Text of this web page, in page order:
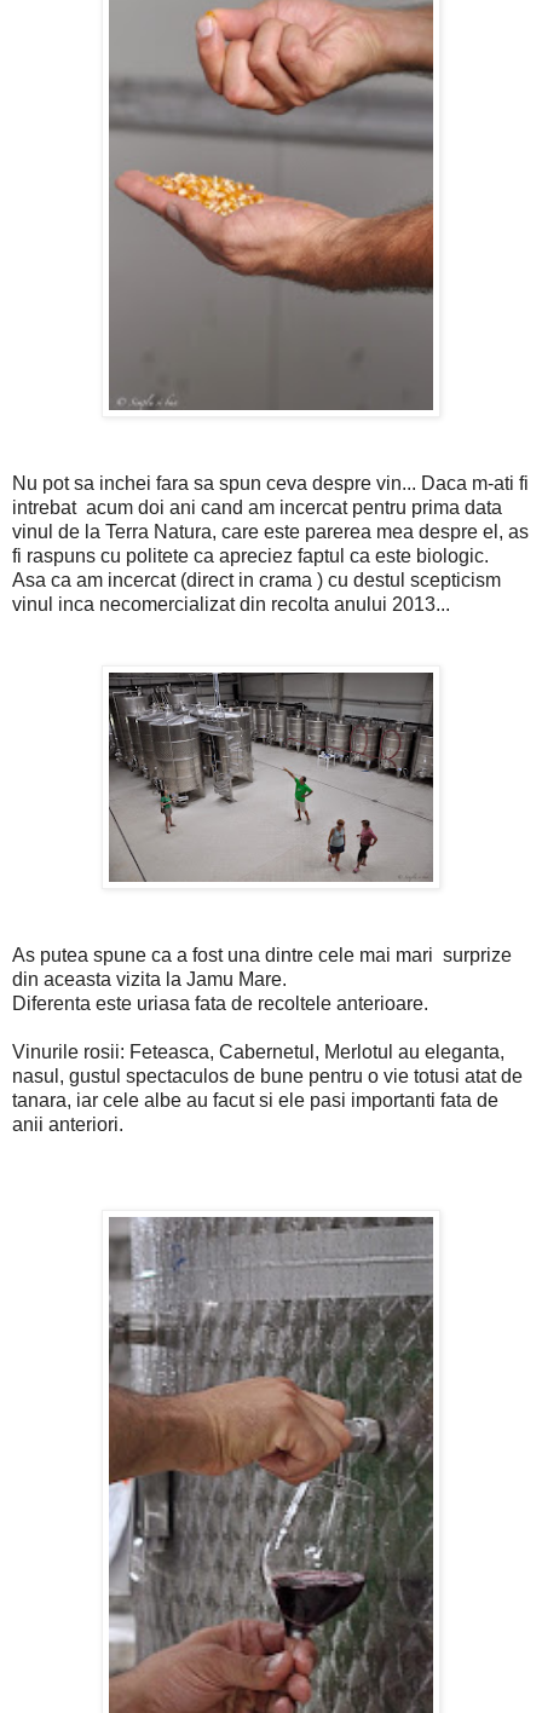
Nu pot sa inchei fara sa spun ceva despre vin... Daca m-ati fi
intrebat acum doi ani cand am incercat pentru prima data
vinul de la Terra Natura, care este parerea mea despre el, as
fi raspuns cu politete ca apreciez faptul ca este biologic.
Asa ca am incercat (direct in crama ) cu destul scepticism
vinul inca necomercializat din recolta anului 2013...
As putea spune ca a fost una dintre cele mai mari surprize
din aceasta vizita la Jamu Mare.
Diferenta este uriasa fata de recoltele anterioare.
Vinurile rosii: Feteasca, Cabernetul, Merlotul au eleganta,
nasul, gustul spectaculos de bune pentru o vie totusi atat de
tanara, iar cele albe au facut si ele pasi importanti fata de
anii anteriori.